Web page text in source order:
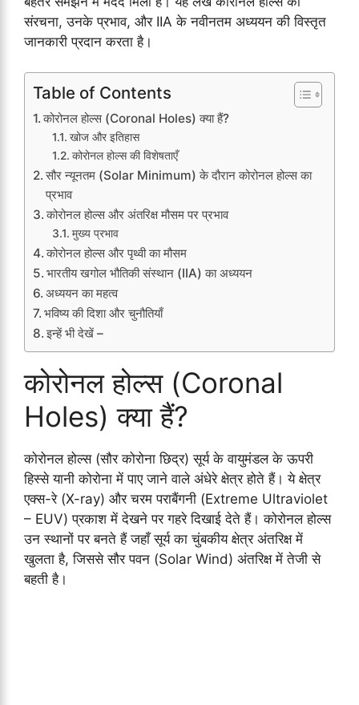
संरचना, उनके प्रभाव, और IIA के नवीनतम अध्ययन की विस्तृत
जानकारी प्रदान करता है।
Table of Contents
कोरोनल होल्स (Coronal Holes) क्या हैं?
खोज और इतिहास
कोरोनल होल्स की विशेषताएँ
सौर न्यूनतम (Solar Minimum) के दौरान कोरोनल होल्स का
प्रभाव
कोरोनल होल्स और अंतरिक्ष मौसम पर प्रभाव
मुख्य प्रभाव
कोरोनल होल्स और पृथ्वी का मौसम
भारतीय खगोल भौतिकी संस्थान (IIA) का अध्ययन
अध्ययन का महत्व
भविष्य की दिशा और चुनौतियाँ
इन्हें भी देखें –
कोरोनल होल्स (Coronal
Holes) क्या हैं?
कोरोनल होल्स (सौर कोरोना छिद्र) सूर्य के वायुमंडल के ऊपरी
हिस्से यानी कोरोना में पाए जाने वाले अंधेरे क्षेत्र होते हैं। ये क्षेत्र
एक्स-रे (X-ray) और चरम पराबैंगनी (Extreme Ultraviolet
– EUV) प्रकाश में देखने पर गहरे दिखाई देते हैं। कोरोनल होल्स
उन स्थानों पर बनते हैं जहाँ सूर्य का चुंबकीय क्षेत्र अंतरिक्ष में
खुलता है, जिससे सौर पवन (Solar Wind) अंतरिक्ष में तेजी से
बहती है।